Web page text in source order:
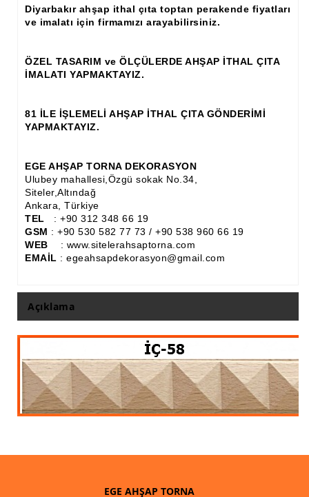
Ham Ahşap Josefin Koltuk İskelet İmalatı, Modelleri
Ham Ahşap Dekoratif Ürün İmalatı, Modelleri
Ahşap Aksesuarlar
Ahşap Merdiven Dikmeleri
Ahşap Panjur ve Menfez
Ahşap Profil Çıta
Ahşap Seperatör
Ahşap Sütun
Ahşap Tavan Göbeği
Ayons Baskılı Ahşap Çıta Modelleri
Burgulu Çıta İmalatı, Modelleri
Cibinlik
Diğer Ahşap Ürünler
Diyarbakır ahşap ithal çıta toptan perakende fiyatları
ve imalatı için firmamızı arayabilirsiniz.
ÖZEL TASARIM ve ÖLÇÜLERDE AHŞAP İTHAL ÇITA
İMALATI YAPMAKTAYIZ.
81 İLE İŞLEMELİ AHŞAP İTHAL ÇITA GÖNDERİMİ
YAPMAKTAYIZ.
EGE AHŞAP TORNA DEKORASYON
Ulubey mahallesi,Özgü sokak No.34,
Siteler,Altındağ
Ankara, Türkiye
TEL : +90 312 348 66 19
GSM : +90 530 582 77 73 / +90 538 960 66 19
WEB : www.sitelerahsaptorna.com
EMAİL : egeahsapdekorasyon@gmail.com
Açıklama
EGE AHŞAP TORNA